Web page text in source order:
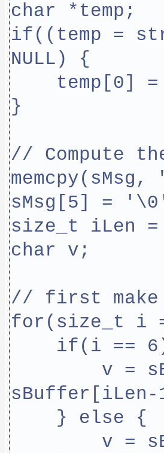
char *temp;
if((temp =
NULL) {
temp[0]
}
// Compute
sMsg[5] =
size_t iLen =
char v;
// first
for(size_t i
if(i ==
v =
} else {
v =